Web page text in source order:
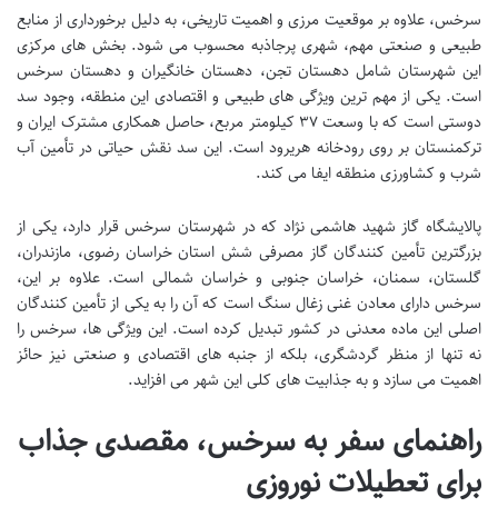
سرخس، علاوه بر موقعیت مرزی و اهمیت تاریخی، به دلیل برخورداری از منابع
طبیعی و صنعتی مهم، شهری پرجاذبه محسوب می شود. بخش های مرکزی
این شهرستان شامل دهستان تجن، دهستان خانگیران و دهستان سرخس
است. یکی از مهم ترین ویژگی های طبیعی و اقتصادی این منطقه، وجود سد
دوستی است که با وسعت ۳۷ کیلومتر مربع، حاصل همکاری مشترک ایران و
ترکمنستان بر روی رودخانه هریرود است. این سد نقش حیاتی در تأمین آب
شرب و کشاورزی منطقه ایفا می کند.
پالایشگاه گاز شهید هاشمی نژاد که در شهرستان سرخس قرار دارد، یکی از
بزرگترین تأمین کنندگان گاز مصرفی شش استان خراسان رضوی، مازندران،
گلستان، سمنان، خراسان جنوبی و خراسان شمالی است. علاوه بر این،
سرخس دارای معادن غنی زغال سنگ است که آن را به یکی از تأمین کنندگان
اصلی این ماده معدنی در کشور تبدیل کرده است. این ویژگی ها، سرخس را
نه تنها از منظر گردشگری، بلکه از جنبه های اقتصادی و صنعتی نیز حائز
اهمیت می سازد و به جذابیت های کلی این شهر می افزاید.
راهنمای سفر به سرخس، مقصدی جذاب
برای تعطیلات نوروزی